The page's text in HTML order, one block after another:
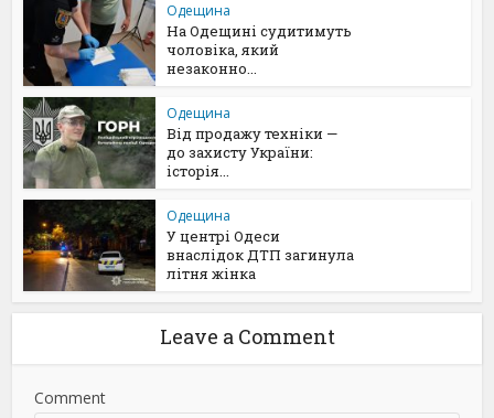
Одещина
На Одещині судитимуть
чоловіка, який
незаконно...
Одещина
Від продажу техніки —
до захисту України:
історія...
Одещина
У центрі Одеси
внаслідок ДТП загинула
літня жінка
Leave a Comment
Comment